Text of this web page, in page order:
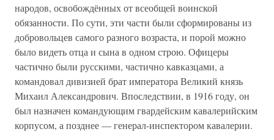
народов, освобождённых от всеобщей воинской
обязанности. По сути, эти части были сформированы из
добровольцев самого разного возраста, и порой можно
было видеть отца и сына в одном строю. Офицеры
частично были русскими, частично кавказцами, а
командовал дивизией брат императора Великий князь
Михаил Александрович. Впоследствии, в 1916 году, он
был назначен командующим гвардейским кавалерийским
корпусом, а позднее — генерал-инспектором кавалерии.